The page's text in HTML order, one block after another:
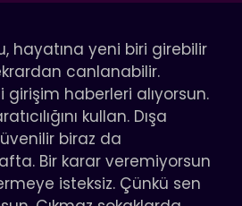
hayatına yeni biri girebilir
canlanabilir.
girişim haberleri alıyorsun.
kullan. Dışa
biraz da
Bir karar veremiyorsun
isteksiz. Çünkü sen